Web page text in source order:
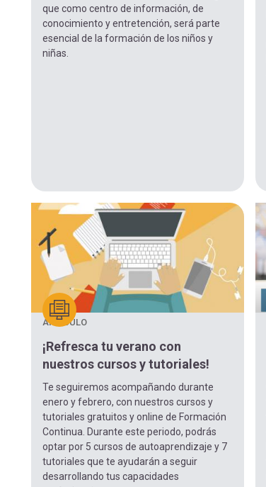
que como centro de información, de
conocimiento y entretención, será parte
esencial de la formación de los niños y
niñas.
ARTÍCULO
¡Refresca tu verano con
nuestros cursos y tutoriales!
Te seguiremos acompañando durante
enero y febrero, con nuestros cursos y
tutoriales gratuitos y online de Formación
Continua. Durante este periodo, podrás
optar por 5 cursos de autoaprendizaje y 7
tutoriales que te ayudarán a seguir
desarrollando tus capacidades